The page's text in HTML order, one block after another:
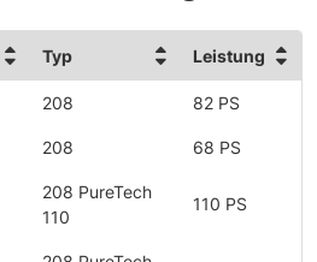
Typ Leistung
208 82 PS
208 68 PS
208 PureTech
110
110 PS